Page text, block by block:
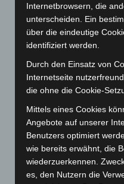
Oktober 2023(114)
September 2023(133)
August 2023 (134)
Juli 2023(118)
Juni 2023(142)
April 2023
(155)
März 2023(174)
Februar 2023(154)
Januar 2023(140)
Internetbrowsern, die
unterscheiden. Ein
über die eindeutige
identifiziert werden.
Durch den Einsatz von
Internetseite
die ohne die Cookie-
Mittels eines Cookies
Angebote auf unserer
Benutzers optimiert
wie bereits erwähnt, die
wiederzuerkennen.
es, den Nutzern die